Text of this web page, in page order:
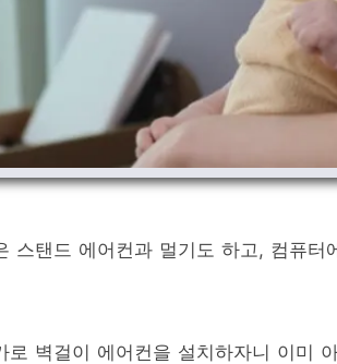
스탠드 에어컨과 멀기도 하고, 컴퓨
로 벽걸이 에어컨을 설치하자니 이미